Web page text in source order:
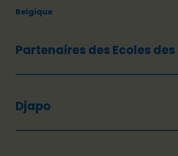
Belgique
Partenaires des Ecoles
Djapo